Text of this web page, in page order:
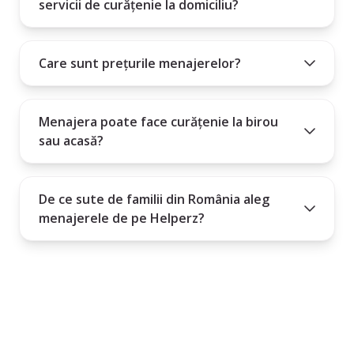
servicii de curățenie la domiciliu?
Care sunt prețurile menajerelor?
Menajera poate face curățenie la birou
sau acasă?
De ce sute de familii din România aleg
menajerele de pe Helperz?